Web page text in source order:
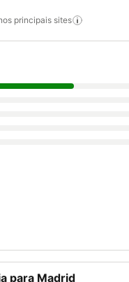
principais sites
para Madrid